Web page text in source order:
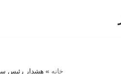
خانه »هشدار رئیس